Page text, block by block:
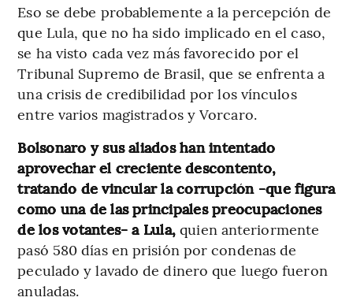
Eso se debe probablemente a la percepción de
que Lula, que no ha sido implicado en el caso,
se ha visto cada vez más favorecido por el
Tribunal Supremo de Brasil, que se enfrenta a
una crisis de credibilidad por los vínculos
entre varios magistrados y Vorcaro.
Bolsonaro y sus aliados han intentado
aprovechar el creciente descontento,
tratando de vincular la corrupción -que figura
como una de las principales preocupaciones
de los votantes- a Lula, quien anteriormente
pasó 580 días en prisión por condenas de
peculado y lavado de dinero que luego fueron
anuladas.